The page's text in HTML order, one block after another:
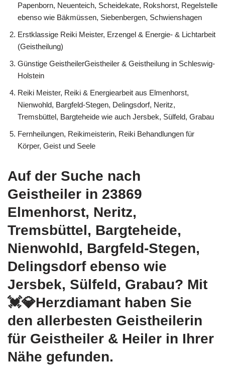
Papenborn, Neuenteich, Scheidekate, Rokshorst, Regelstelle
ebenso wie Bäkmüssen, Siebenbergen, Schwienshagen
Erstklassige Reiki Meister, Erzengel & Energie- & Lichtarbeit
(Geistheilung)
Günstige GeistheilerGeistheiler & Geistheilung in Schleswig-
Holstein
Reiki Meister, Reiki & Energiearbeit aus Elmenhorst,
Nienwohld, Bargfeld-Stegen, Delingsdorf, Neritz,
Tremsbüttel, Bargteheide wie auch Jersbek, Sülfeld, Grabau
Fernheilungen, Reikimeisterin, Reiki Behandlungen für
Körper, Geist und Seele
Auf der Suche nach
Geistheiler in 23869
Elmenhorst, Neritz,
Tremsbüttel, Bargteheide,
Nienwohld, Bargfeld-Stegen,
Delingsdorf ebenso wie
Jersbek, Sülfeld, Grabau? Mit
💓️💎Herzdiamant haben Sie
den allerbesten Geistheilerin
für Geistheiler & Heiler in Ihrer
Nähe gefunden.